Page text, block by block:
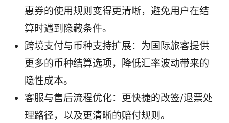
惠券的使用规则变得更清晰，避免用户在结
算时遇到隐藏条件。
跨境支付与币种支持扩展：为国际旅客提供
更多的币种结算选项，降低汇率波动带来的
隐性成本。
客服与售后流程优化：更快捷的改签/退票处
理路径，以及更清晰的赔付规则。